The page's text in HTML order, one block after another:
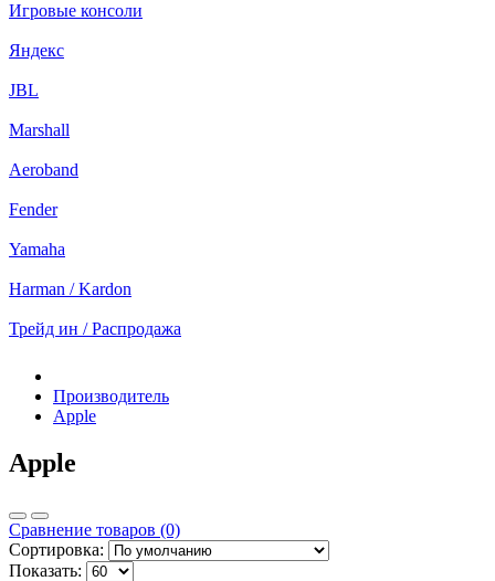
Игровые консоли
Яндекс
JBL
Marshall
Aeroband
Fender
Yamaha
Harman / Kardon
Трейд ин / Распродажа
Производитель
Apple
Apple
Сравнение товаров (0)
Сортировка:
Показать: